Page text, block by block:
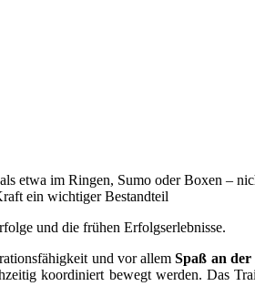
etwa im Ringen, Sumo oder Boxen –
ein wichtiger Bestandteil
und die frühen Erfolgserlebnisse.
und vor allemSpaß an der
koordiniert bewegt werden. Das